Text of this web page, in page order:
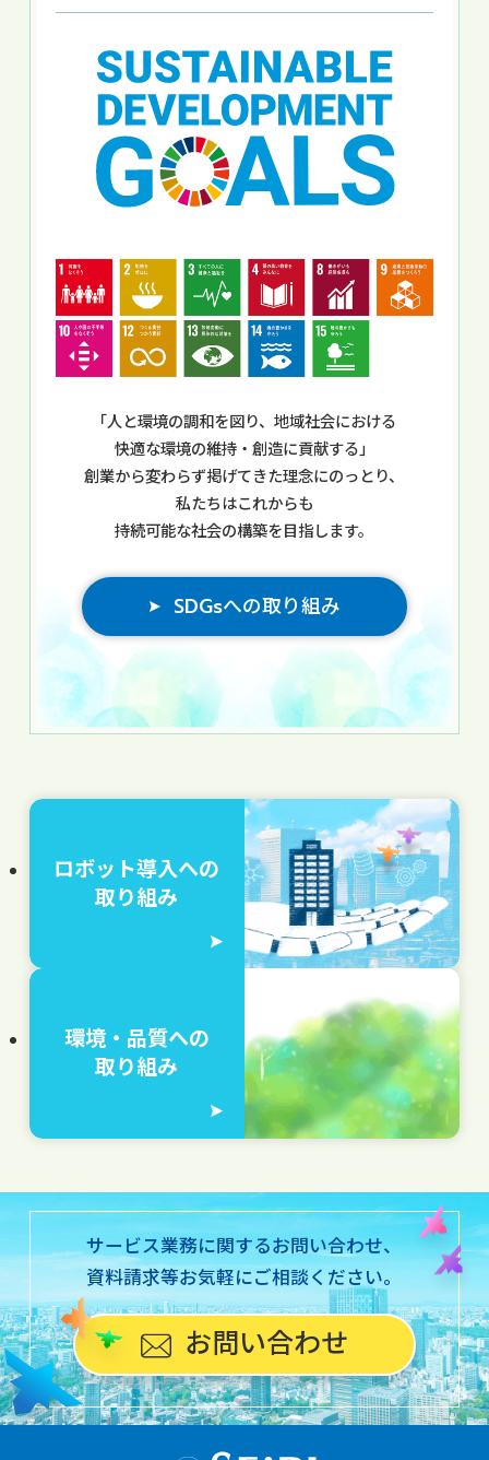
「人と環境の調和を図り、地域社会における
快適な環境の維持・創造に貢献する」
創業から変わらず掲げてきた理念にのっとり、
私たちはこれからも
持続可能な社会の構築を目指します。
SDGsへの取り組み
ロボット導入への
取り組み
環境・品質への
取り組み
サービス業務に関するお問い合わせ、
資料請求等お気軽にご相談ください。
お問い合わせ